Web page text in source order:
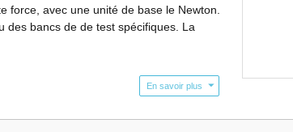
force, avec une unité de base le Newton.
des bancs de de test spécifiques. La
En savoir plus